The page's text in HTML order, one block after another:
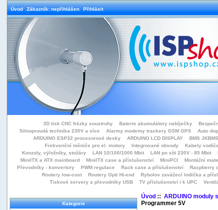
Úvod Zákazník: nepřihlášen Přihlásit
3D tisk CNC frézky soustruhy Baterie akumulátory nabíječky
Silnoproudá technika 230V a více
Alarmy modemy trackery GSM GPS
Auto
ARDUINO ESP32 procesorové desky
ARDUINO LCD DISPLAY
BMS
Frekvenční měniče pro el. motory
Integrované obvody
Kabely
Konzoly, výložníky, stožáry
LAN 10/100/1000 Mbit LAN po síti 230V - 85 Mbit
MiniITX a ATX mainboard
MiniITX case a příslušenství MiniPCI
Montážní
Převodníky - konvertory
PWM regulace Rack case a příslušenství
Raspberry
Routery low-cost
Routery Opti Hi-end
Rybolov zavážecí lodička a přísl
Tiskové servery a převodníky USB
TV příslušenství i k UPC
Kategorie
Úvod:: ARDUINO moduly
Programmer 5V